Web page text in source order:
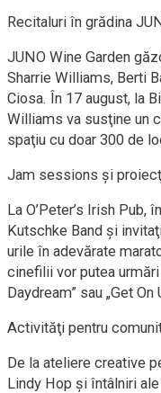
Recitaluri în grădina
JUNO Wine Garden
Sharrie Williams, Berti
Ciosa. În 17 august, la
Williams va susţine un
spaţiu cu doar 300 de
Jam sessions şi
La O’Peter’s Irish Pub,
Kutschke Band şi
urile în adevărate
cinefilii vor putea
Daydream” sau „Get On
Activităţi pentru
De la ateliere creative
Lindy Hop şi întâlniri